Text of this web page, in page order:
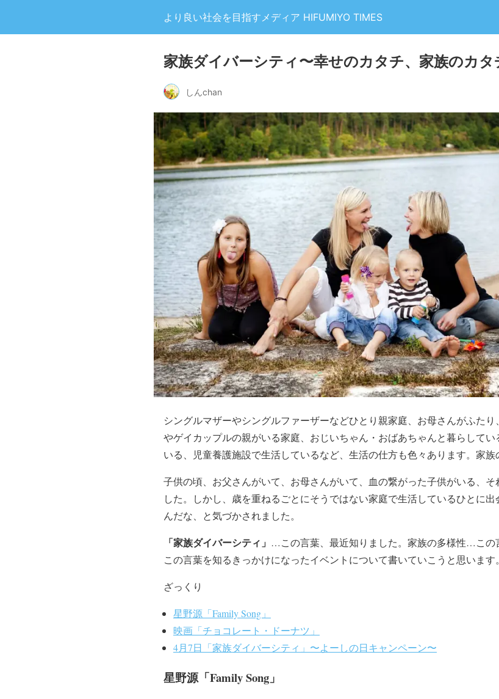
より良い社会を目指すメディア HIFUMIYO TIMES
家族ダイバーシティ〜幸せのカタチ、家族のカ
しんchan
シングルマザーやシングルファーザーなどひとり親家庭、お母さんがふた
やゲイカップルの親がいる家庭、おじいちゃん・おばあちゃんと暮らして
いる、児童養護施設で生活しているなど、生活の仕方も色々あります。家族
子供の頃、お父さんがいて、お母さんがいて、血の繋がった子供がいる、
した。しかし、歳を重ねるごとにそうではない家庭で生活しているひとに
んだな、と気づかされました。
「家族ダイバーシティ」 …この言葉、最近知りました。家族の多様性…この
この言葉を知るきっかけになったイベントについて書いていこうと思います。
ざっくり
星野源「Family Song」
映画「チョコレート・ドーナツ」
4月7日「家族ダイバーシティ」〜よーしの日キャンペーン〜
星野源「Family Song」